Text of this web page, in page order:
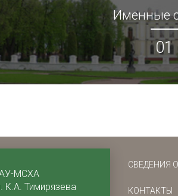
Именные
01
МСХА
К.А. Тимирязева
СВЕДЕНИЯ
КОНТАКТЫ